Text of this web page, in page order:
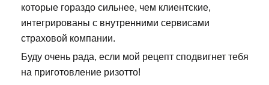
которые гораздо сильнее, чем клиентские,
интегрированы с внутренними сервисами
страховой компании.
Буду очень рада, если мой рецепт сподвигнет тебя
на приготовление ризотто!